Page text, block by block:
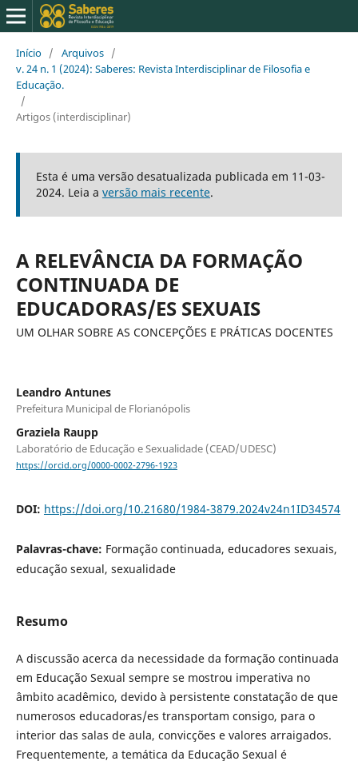
Início / Arquivos /
v. 24 n. 1 (2024): Saberes: Revista Interdisciplinar de Filosofia e
Educação.
/
Artigos (interdisciplinar)
Esta é uma versão desatualizada publicada em 11-03-
2024. Leia a versão mais recente.
A RELEVÂNCIA DA FORMAÇÃO
CONTINUADA DE
EDUCADORAS/ES SEXUAIS
UM OLHAR SOBRE AS CONCEPÇÕES E PRÁTICAS DOCENTES
Leandro Antunes
Prefeitura Municipal de Florianópolis
Graziela Raupp
Laboratório de Educação e Sexualidade (CEAD/UDESC)
https://orcid.org/0000-0002-2796-1923
DOI: https://doi.org/10.21680/1984-3879.2024v24n1ID34574
Palavras-chave: Formação continuada, educadores sexuais,
educação sexual, sexualidade
Resumo
A discussão acerca da necessidade da formação continuada
em Educação Sexual sempre se mostrou imperativa no
âmbito acadêmico, devido à persistente constatação de que
numerosos educadoras/es transportam consigo, para o
interior das salas de aula, convicções e valores arraigados.
Frequentemente, a temática da Educação Sexual é